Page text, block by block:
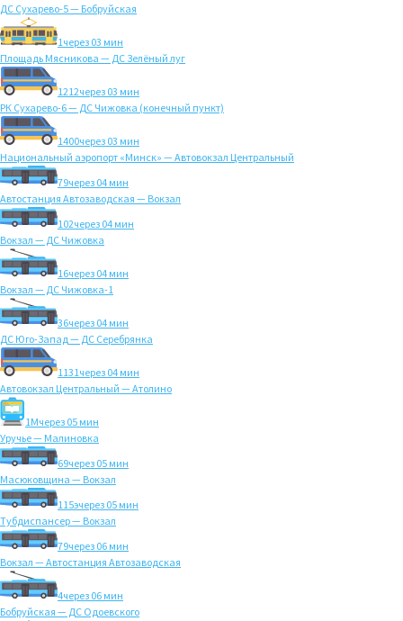
ДС Сухарево-5 — Бобруйская
1через 03 мин
Площадь Мясникова — ДС Зелёный луг
1212через 03 мин
РК Сухарево-6 — ДС Чижовка (конечный пункт)
1400через 03 мин
Национальный аэропорт «Минск» — Автовокзал Центральный
79через 04 мин
Автостанция Автозаводская — Вокзал
102через 04 мин
Вокзал — ДС Чижовка
16через 04 мин
Вокзал — ДС Чижовка-1
36через 04 мин
ДС Юго-Запад — ДС Серебрянка
1131через 04 мин
Автовокзал Центральный — Атолино
1Mчерез 05 мин
Уручье — Малиновка
69через 05 мин
Масюковщина — Вокзал
115эчерез 05 мин
Тубдиспансер — Вокзал
79через 06 мин
Вокзал — Автостанция Автозаводская
4через 06 мин
Бобруйская — ДС Одоевского